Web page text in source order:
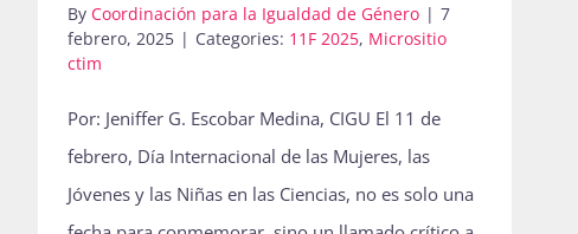
By Coordinación para la Igualdad de Género | 7
febrero, 2025 | Categories: 11F 2025, Micrositio
ctim
Por: Jeniffer G. Escobar Medina, CIGU El 11 de
febrero, Día Internacional de las Mujeres, las
Jóvenes y las Niñas en las Ciencias, no es solo una